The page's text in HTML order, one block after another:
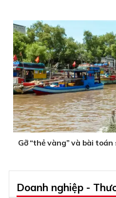
Gỡ “thẻ vàng” và bài
Doanh nghiệp -